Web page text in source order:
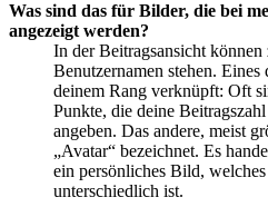
Was sind das für Bilder, die bei
angezeigt werden?
In der Beitragsansicht
Benutzernamen stehen.
deinem Rang verknüpft: Oft
Punkte, die deine
angeben. Das andere, meist
„Avatar“ bezeichnet. Es
ein persönliches Bild,
unterschiedlich ist.